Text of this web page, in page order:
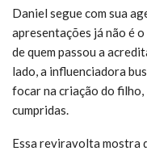
Daniel segue com sua
apresentações já não é
de quem passou a
lado, a influenciadora
focar na criação do filho,
cumpridas.
Essa reviravolta mostra